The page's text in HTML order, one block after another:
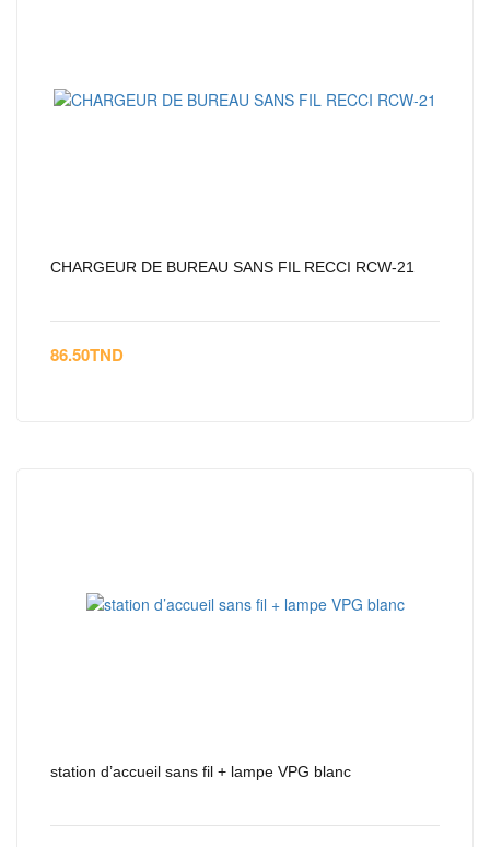
CHARGEUR DE BUREAU SANS FIL RECCI RCW-21
86.50TND
station d’accueil sans fil + lampe VPG blanc